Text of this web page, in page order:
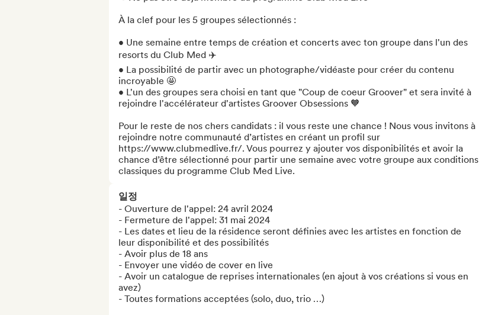
À la clef pour les 5 groupes sélectionnés :
• Une semaine entre temps de création et concerts avec ton groupe dans l'un des
resorts du Club Med ✈️
• La possibilité de partir avec un photographe/vidéaste pour créer du contenu
incroyable 🤩
• L'un des groupes sera choisi en tant que "Coup de coeur Groover" et sera invité à
rejoindre l'accélérateur d'artistes Groover Obsessions 🧡
Pour le reste de nos chers candidats : il vous reste une chance ! Nous vous invitons à
rejoindre notre communauté d’artistes en créant un profil sur
https://www.clubmedlive.fr/. Vous pourrez y ajouter vos disponibilités et avoir la
chance d’être sélectionné pour partir une semaine avec votre groupe aux conditions
classiques du programme Club Med Live.
일정
- Ouverture de l'appel: 24 avril 2024
- Fermeture de l'appel: 31 mai 2024
- Les dates et lieu de la résidence seront définies avec les artistes en fonction de
leur disponibilité et des possibilités
- Avoir plus de 18 ans
- Envoyer une vidéo de cover en live
- Avoir un catalogue de reprises internationales (en ajout à vos créations si vous en
avez)
- Toutes formations acceptées (solo, duo, trio …)